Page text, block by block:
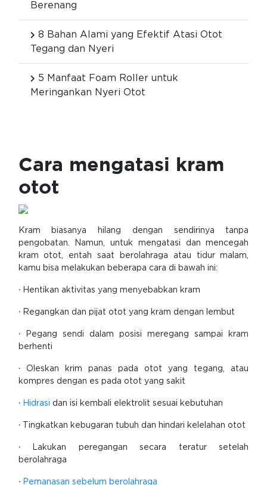
Berenang
8 Bahan Alami yang Efektif Atasi Otot
Tegang dan Nyeri
5 Manfaat Foam Roller untuk
Meringankan Nyeri Otot
Cara mengatasi kram
otot
Kram biasanya hilang dengan sendirinya tanpa
pengobatan. Namun, untuk mengatasi dan mencegah
kram otot, entah saat berolahraga atau tidur malam,
kamu bisa melakukan beberapa cara di bawah ini:
· Hentikan aktivitas yang menyebabkan kram
· Regangkan dan pijat otot yang kram dengan lembut
·
Pegang sendi dalam posisi meregang sampai kram
berhenti
· Oleskan krim panas pada otot yang tegang, atau
kompres dengan es pada otot yang sakit
· Hidrasi dan isi kembali elektrolit sesuai kebutuhan
· Tingkatkan kebugaran tubuh dan hindari kelelahan otot
·
Lakukan peregangan secara teratur setelah
berolahraga
· Pemanasan sebelum berolahraga